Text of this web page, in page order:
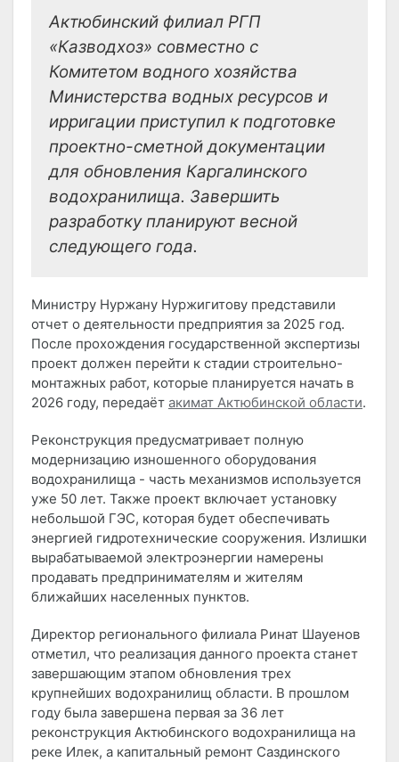
Актюбинский филиал РГП
«Казводхоз» совместно с
Комитетом водного хозяйства
Министерства водных ресурсов и
ирригации приступил к подготовке
проектно-сметной документации
для обновления Каргалинского
водохранилища. Завершить
разработку планируют весной
следующего года.
Министру Нуржану Нуржигитову представили
отчет о деятельности предприятия за 2025 год.
После прохождения государственной экспертизы
проект должен перейти к стадии строительно-
монтажных работ, которые планируется начать в
2026 году, передаёт акимат Актюбинской области.
Реконструкция предусматривает полную
модернизацию изношенного оборудования
водохранилища - часть механизмов используется
уже 50 лет. Также проект включает установку
небольшой ГЭС, которая будет обеспечивать
энергией гидротехнические сооружения. Излишки
вырабатываемой электроэнергии намерены
продавать предпринимателям и жителям
ближайших населенных пунктов.
Директор регионального филиала Ринат Шауенов
отметил, что реализация данного проекта станет
завершающим этапом обновления трех
крупнейших водохранилищ области. В прошлом
году была завершена первая за 36 лет
реконструкция Актюбинского водохранилища на
реке Илек, а капитальный ремонт Саздинского